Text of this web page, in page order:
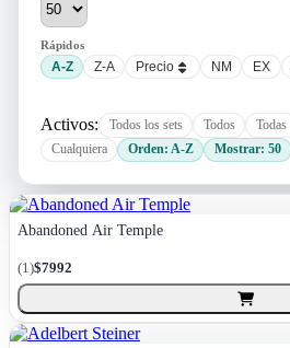
Rápidos
A-Z Z-A Precio NM EX
Activos: Todos los sets Todos Todas
Cualquiera
Orden: A-Z Mostrar: 50
Abandoned Air Temple
(1)$7992